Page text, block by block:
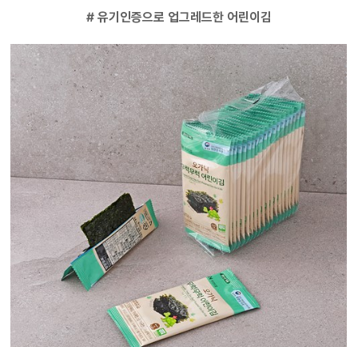
# 유기인증으로 업그레드한 어린이김